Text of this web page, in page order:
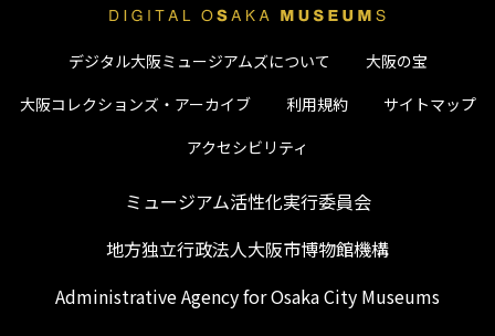
デジタル大阪ミュージアムズについて
大阪の宝
大阪コレクションズ・アーカイブ
利用規約
サイトマップ
アクセシビリティ
ミュージアム活性化実行委員会
地方独立行政法人大阪市博物館機構
Administrative Agency for Osaka City Museums